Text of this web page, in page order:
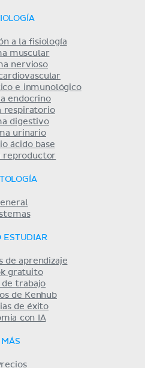
a la fisiología
muscular
nervioso
e inmunológico
endocrino
respiratorio
digestivo
urinario
ácido base
reproductor
ESTUDIAR
de aprendizaje
gratuito
de trabajo
de Kenhub
de éxito
con IA
MÁS